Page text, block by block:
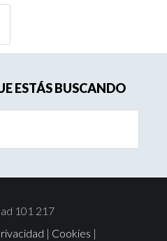
ESTÁS BUSCANDO
101 217
| Cookies |